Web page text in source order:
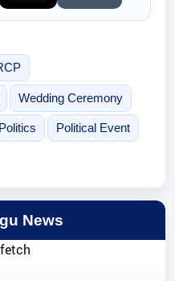
Wedding Ceremony
Political Event
News